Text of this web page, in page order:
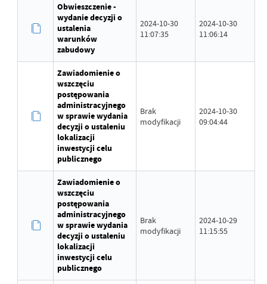
Obwieszczenie -
wydanie decyzji o
ustalenia
warunków
zabudowy
2024-10-30
11:07:35
2024-10-30
11:06:14
Zawiadomienie o
wszczęciu
postępowania
administracyjnego
w sprawie wydania
decyzji o ustaleniu
lokalizacji
inwestycji celu
publicznego
Brak
modyfikacji
2024-10-30
09:04:44
Zawiadomienie o
wszczęciu
postępowania
administracyjnego
w sprawie wydania
decyzji o ustaleniu
lokalizacji
inwestycji celu
publicznego
Brak
modyfikacji
2024-10-29
11:15:55